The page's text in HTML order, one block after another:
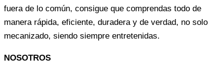
fuera de lo común, consigue que comprendas todo de
manera rápida, eficiente, duradera y de verdad, no solo
mecanizado, siendo siempre entretenidas.
NOSOTROS